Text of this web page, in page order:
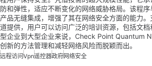
防和弹性，适应不断变化的网络威胁格局。该程
产品无缝集成，增强了其在网络安全方面的能力
道提供，用户可以访问广泛的培训资源，包括文
型企业到大型企业来说，Check Point Quantum
创新的方法管理和减轻网络风险而脱颖而出。
远程访问Vpn遥控器政府网络安全